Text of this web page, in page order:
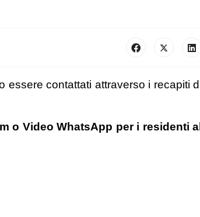
essere contattati attraverso i recapiti
o Video WhatsApp per i residenti al